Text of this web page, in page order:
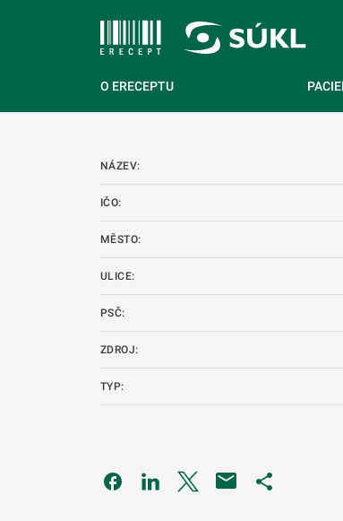
O ERECEPTU
NÁZEV:
IČO:
MĚSTO:
ULICE:
PSČ:
ZDROJ:
TYP:
Odkaz se otevře na nové kartě
Odkaz se otevře na nové
Odkaz se otevře na